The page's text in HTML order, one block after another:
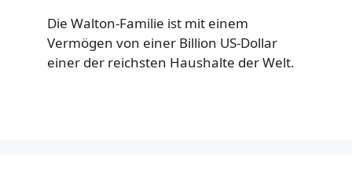
Die Walton-Familie ist mit einem
Vermögen von einer Billion US-Dollar
einer der reichsten Haushalte der Welt.